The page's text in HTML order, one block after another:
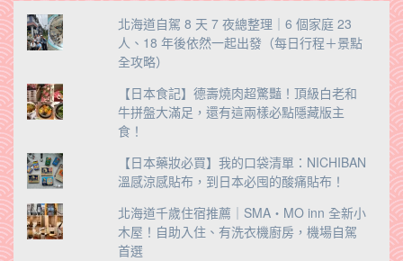
北海道自駕 8 天 7 夜總整理｜6 個家庭 23
人、18 年後依然一起出發（每日行程＋景點
全攻略）
【日本食記】德壽燒肉超驚豔！頂級白老和
牛拼盤大滿足，還有這兩樣必點隱藏版主
食！
【日本藥妝必買】我的口袋清單：NICHIBAN
溫感涼感貼布，到日本必囤的酸痛貼布！
北海道千歲住宿推薦｜SMA・MO inn 全新小
木屋！自助入住、有洗衣機廚房，機場自駕
首選